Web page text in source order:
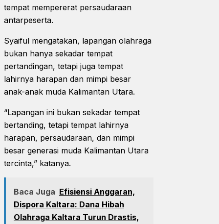
tempat mempererat persaudaraan
antarpeserta.
Syaiful mengatakan, lapangan olahraga
bukan hanya sekadar tempat
pertandingan, tetapi juga tempat
lahirnya harapan dan mimpi besar
anak-anak muda Kalimantan Utara.
“Lapangan ini bukan sekadar tempat
bertanding, tetapi tempat lahirnya
harapan, persaudaraan, dan mimpi
besar generasi muda Kalimantan Utara
tercinta,” katanya.
Baca Juga Efisiensi Anggaran,
Dispora Kaltara: Dana Hibah
Olahraga Kaltara Turun Drastis,